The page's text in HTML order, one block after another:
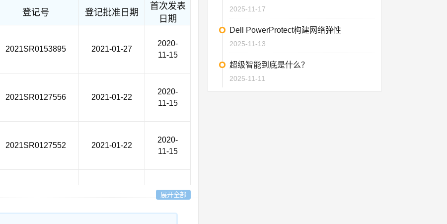
登记号 登记批准日期
首次发表
日期
2021SR0153895 2021-01-27
2020-
11-15
2021SR0127556 2021-01-22
2020-
11-15
2021SR0127552 2021-01-22
2020-
11-15
展开全部
2025-11-17
Dell PowerProtect构建网络弹性
2025-11-13
超级智能到底是什么？
2025-11-11